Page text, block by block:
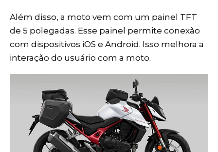
Além disso, a moto vem com um painel TFT
de 5 polegadas. Esse painel permite conexão
com dispositivos iOS e Android. Isso melhora a
interação do usuário com a moto.